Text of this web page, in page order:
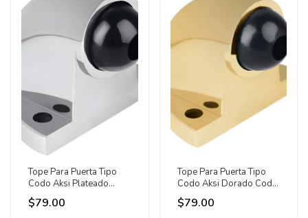
Tope Para Puerta Tipo
Codo Aksi Plateado
Codo Cromado
$79.00
Tope Para Puerta Tipo
Codo Aksi Dorado Codo
Cromado
$79.00